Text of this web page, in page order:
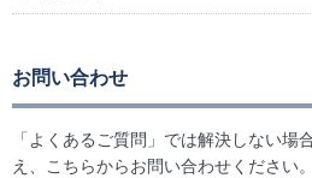
お問い合わせ
「よくあるご質問」では解決しない場
え、こちらからお問い合わせください。